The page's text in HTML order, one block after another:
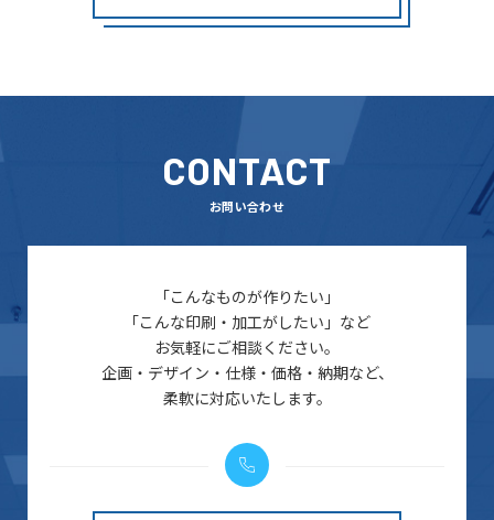
CONTACT
お問い合わせ
「こんなものが作りたい」
「こんな印刷・加工がしたい」など
お気軽にご相談ください。
企画・デザイン・仕様・価格・納期など、
柔軟に対応いたします。